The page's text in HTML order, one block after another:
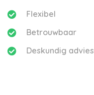
Flexibel
Betrouwbaar
Deskundig advies